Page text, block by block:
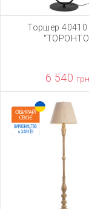
Торшер 40410
6 540 грн